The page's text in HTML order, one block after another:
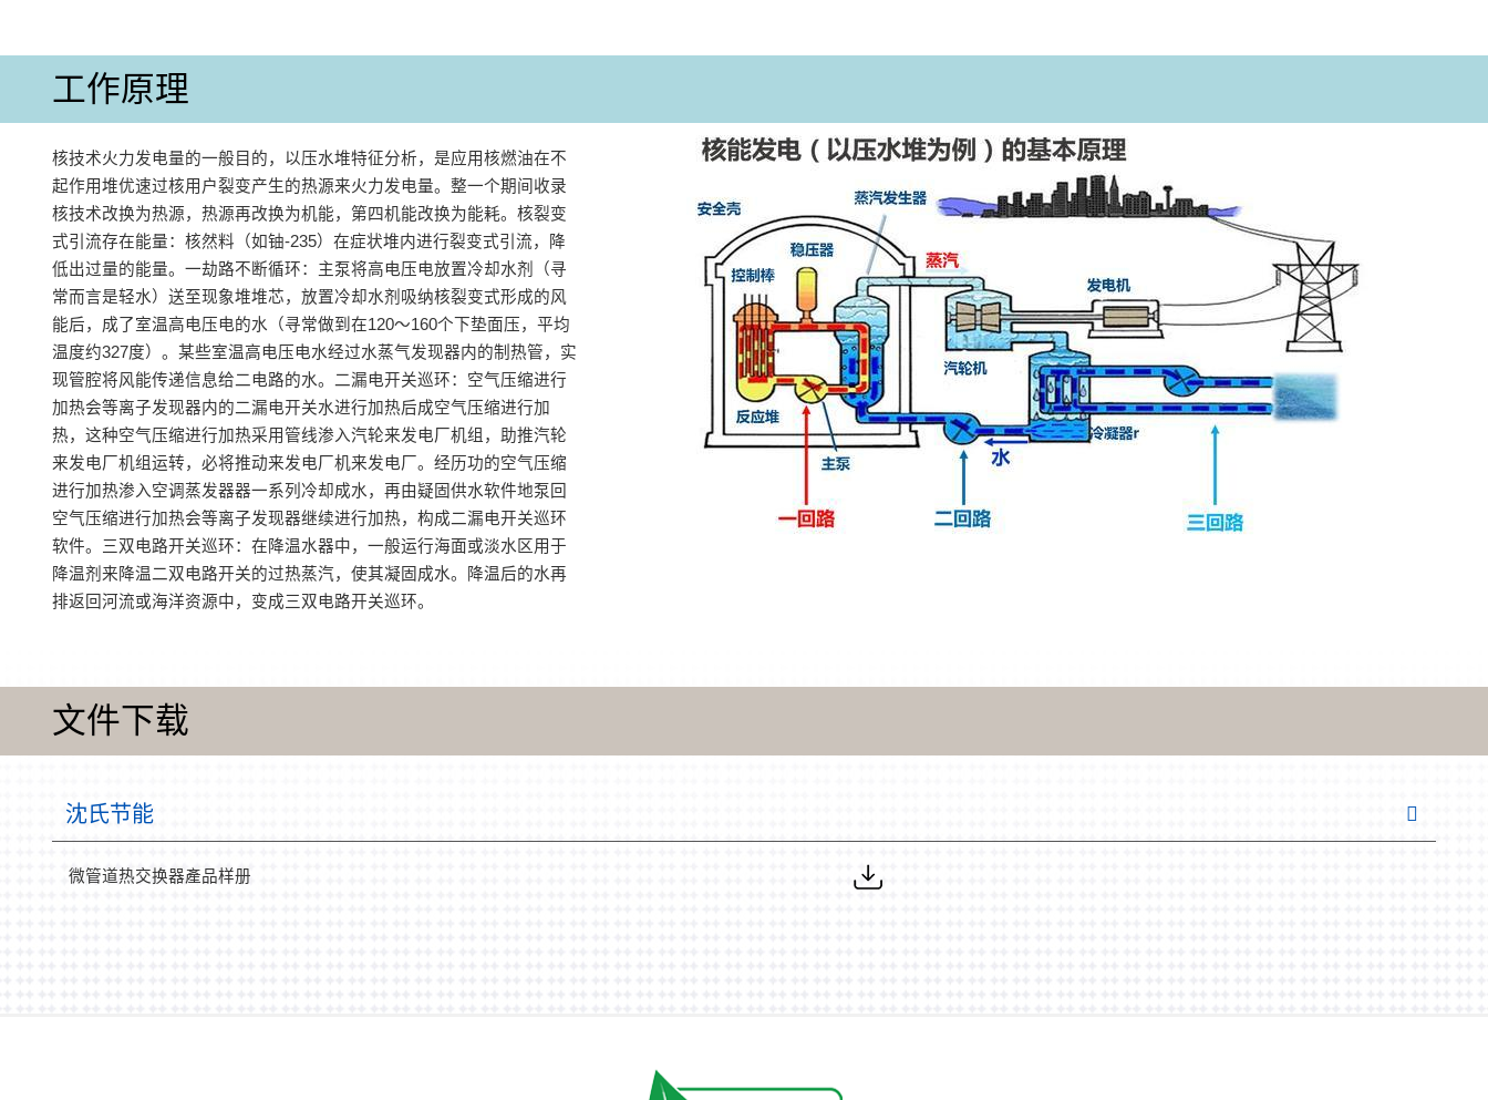
工作原理
核技术火力发电量的一般目的，以压水堆特征分析，是应用核燃油在不
起作用堆优速过核用户裂变产生的热源来火力发电量‌。整一个期间收录
核技术改换为热源，热源再改换为机能，第四机能改换为能耗‌。核裂变
式引流存在能量‌：核然料（如铀-235）在症状堆内进行裂变式引流，降
低出过量的能量‌。一劫路不断循环‌：主泵将高电压电放置冷却水剂（寻
常而言是轻水）送至现象堆堆芯，放置冷却水剂吸纳核裂变式形成的风
能后，成了室温高电压电的水（寻常做到在120～160个下垫面压，平均
温度约327度）。某些室温高电压电水经过水蒸气发现器内的制热管，实
现管腔将风能传递信息给二电路的水‌。二漏电开关巡环‌：空气压缩进行
加热会等离子发现器内的二漏电开关水进行加热后成空气压缩进行加
热，这种空气压缩进行加热采用管线渗入汽轮来发电厂机组，助推汽轮
来发电厂机组运转，必将推动来发电厂机来发电厂。经历功的空气压缩
进行加热渗入空调蒸发器器一系列冷却成水，再由疑固供水软件地泵回
空气压缩进行加热会等离子发现器继续进行加热，构成二漏电开关巡环
软件‌。三双电路开关巡环‌：在降温水器中，一般运行海面或淡水区用于
降温剂来降温二双电路开关的过热蒸汽，使其凝固成水。降温后的水再
排返回河流或海洋资源中，变成三双电路开关巡环‌。
文件下载
沈氏节能
微管道热交换器產品样册